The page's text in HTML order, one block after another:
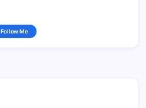
Follow Me